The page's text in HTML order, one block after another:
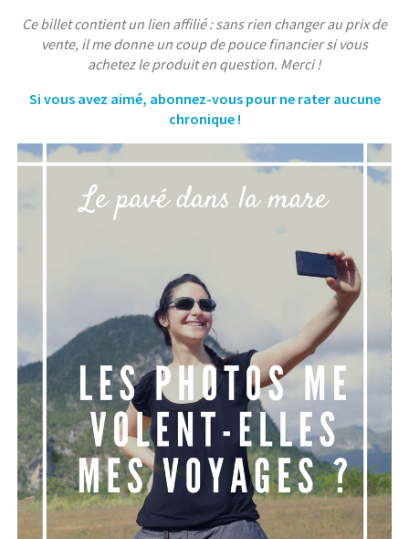
Ce billet contient un lien affilié : sans rien changer au prix de
vente, il me donne un coup de pouce financier si vous
achetez le produit en question. Merci !
Si vous avez aimé, abonnez-vous pour ne rater aucune
chronique !